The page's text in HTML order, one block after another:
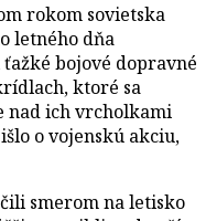
rokom sovietska
letného dňa
bojové dopravné
ktoré sa
nad ich vrcholkami
o vojenskú akciu,
smerom na letisko